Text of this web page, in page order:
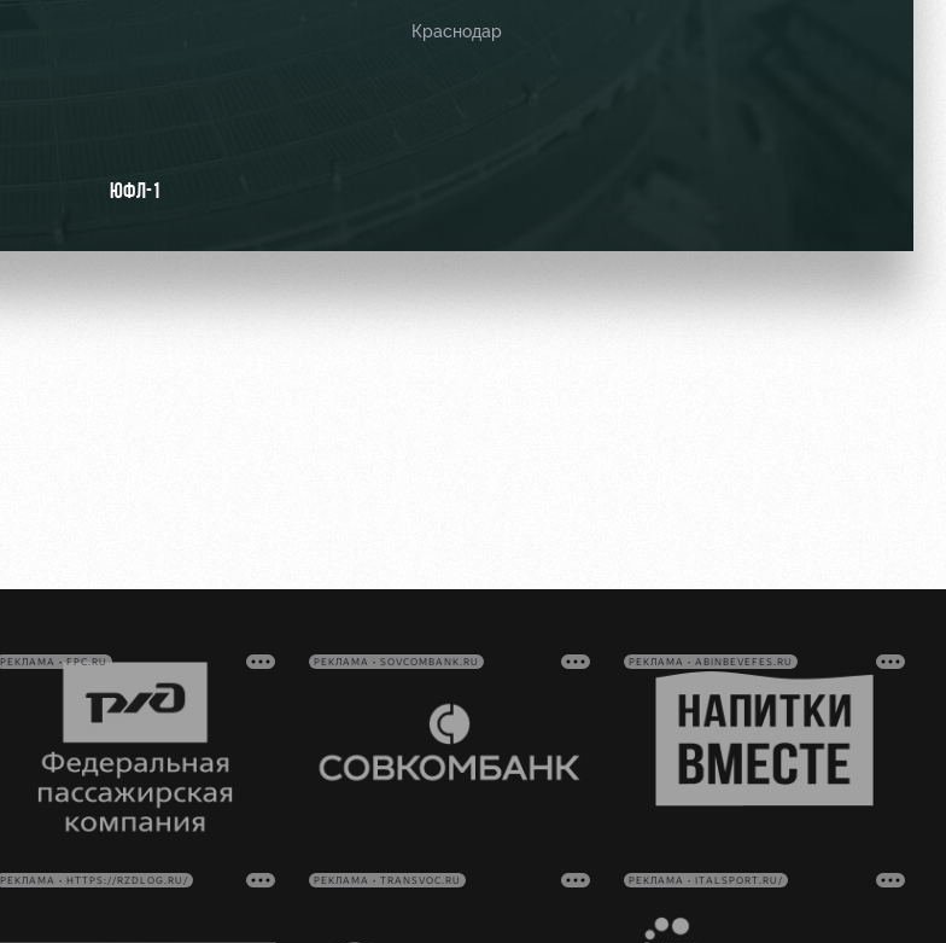
Краснодар
ЮФЛ-1
РЕКЛАМА • FPC.RU РЕКЛАМА • SOVCOMBANK.RU РЕКЛАМА • ABINBEVEFES.RU
РЕКЛАМА • HTTPS://RZDLOG.RU/ РЕКЛАМА • TRANSVOC.RU РЕКЛАМА • ITALSPORT.RU/